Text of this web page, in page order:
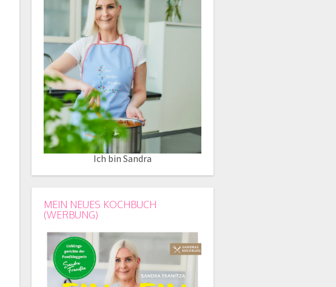
Ich bin Sandra
MEIN NEUES KOCHBUCH
(WERBUNG)